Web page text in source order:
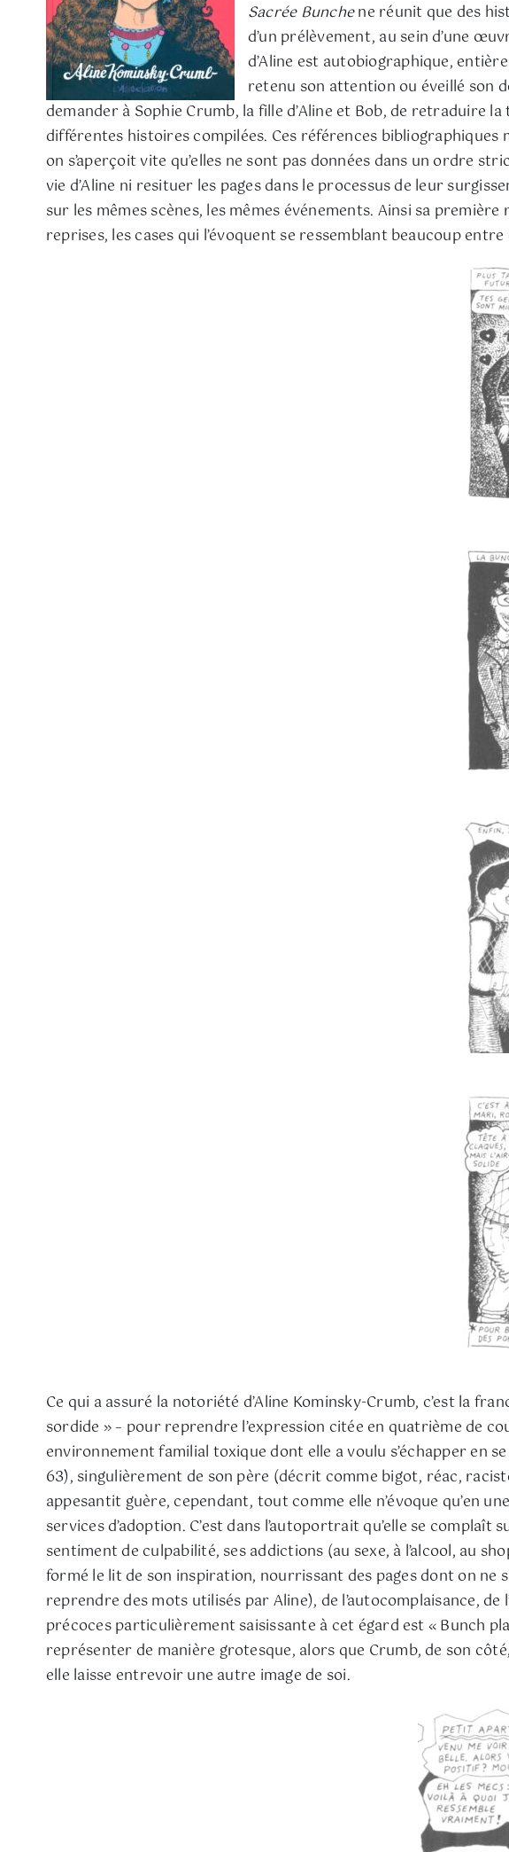
Sacrée Bunchene réunit que des
d’un prélèvement, au sein d’une
d’Aline est autobiographique,
retenu son attention ou éveillé son
demander à Sophie Crumb, la fille d’Aline et Bob, de retraduire
différentes histoires compilées. Ces références bibliographiques
on s’aperçoit vite qu’elles ne sont pas données dans un ordre
vie d’Aline ni resituer les pages dans le processus de leur
sur les mêmes scènes, les mêmes événements. Ainsi sa
reprises, les cases qui l’évoquent se ressemblant beaucoup
Ce qui a assuré la notoriété d’Aline Kominsky-Crumb, c’est la
sordide » – pour reprendre l’expression citée en quatrième de
environnement familial toxique dont elle a voulu s’échapper en
63), singulièrement de son père (décrit comme bigot, réac,
appesantit guère, cependant, tout comme elle n’évoque qu’en
services d’adoption. C’est dans l’autoportrait qu’elle se
sentiment de culpabilité, ses addictions (au sexe, à l’alcool, au
formé le lit de son inspiration, nourrissant des pages dont on ne
reprendre des mots utilisés par Aline), de l’autocomplaisance,
précoces particulièrement saisissante à cet égard est « Bunch
représenter de manière grotesque, alors que Crumb, de son
elle laisse entrevoir une autre image de soi.